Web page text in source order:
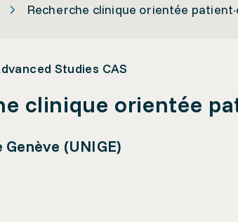
Recherche clinique orientée
Studies CAS
clinique orientée
(UNIGE)